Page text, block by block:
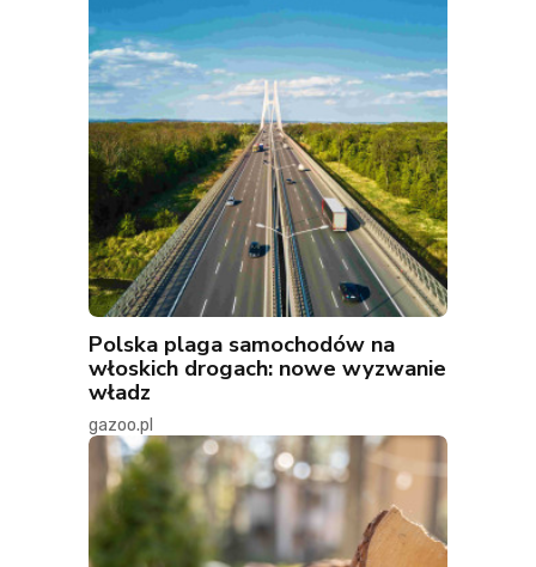
Polska plaga samochodów na
włoskich drogach: nowe wyzwanie
władz
gazoo.pl